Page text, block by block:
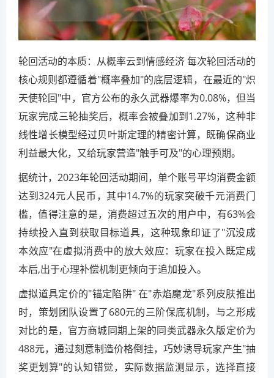
轮回活动的本质：从概率云到情感经济 每次轮回活动的
核心规则都遵循着"概率叠加"的底层逻辑，在最近的"炽
天使轮回"中，官方公布的永久武器爆率为0.08%，但当
玩家完成三轮抽奖后，概率会被叠加到1.27%，这种非
线性增长模型经过贝叶斯定理的精密计算，既确保商业
利益最大化，又给玩家营造"触手可及"的心理预期。
据统计，2023年轮回活动期间，单个账号平均消费金额
达到324元人民币，其中14.7%的玩家突破千元消费门
槛，值得注意的是，消费超过五次的用户中，有63%会
持续投入直到获取目标道具，这种现象印证了"沉没成
本效应"在虚拟消费中的放大效应：玩家在投入既定成
本后,出于心理补偿机制更倾向于追加投入。
虚拟道具定价的"锚定陷阱" 在"赤焰魔龙"系列皮肤推出
时，策划团队设置了680元的三阶保底机制，与之形成
对比的是，官方商城同期上架的同类武器永久版定价为
488元，通过刻意制造价格倒挂，巧妙诱导玩家产生"抽
奖更划算"的认知错觉，实际数据监测显示，选择直接